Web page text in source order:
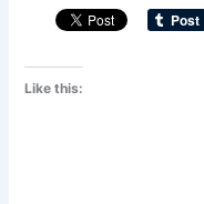
Like this: